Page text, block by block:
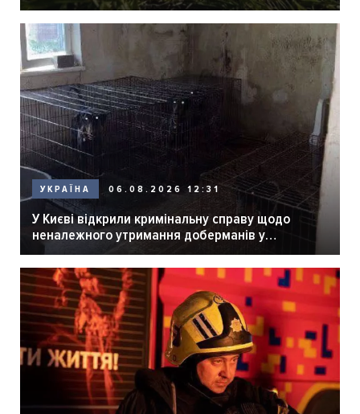
УКРАЇНА 06.08.2026 12:31
У Києві відкрили кримінальну справу щодо
неналежного утримання доберманів у
розпліднику